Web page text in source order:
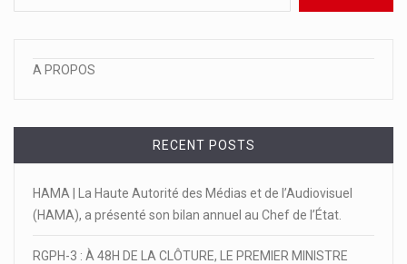
A PROPOS
RECENT POSTS
HAMA | La Haute Autorité des Médias et de l’Audiovisuel
(HAMA), a présenté son bilan annuel au Chef de l’État.
RGPH-3 : À 48H DE LA CLÔTURE, LE PREMIER MINISTRE